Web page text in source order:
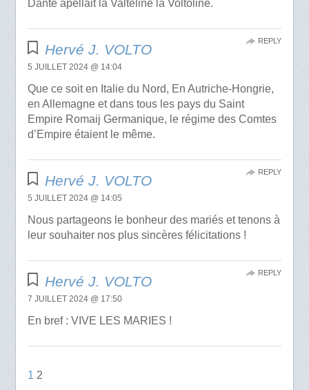
Dante apellait la Valteline la Voltoline.
Hervé J. VOLTO
5 JUILLET 2024 @ 14:04
Que ce soit en Italie du Nord, En Autriche-Hongrie,
en Allemagne et dans tous les pays du Saint
Empire Romaij Germanique, le régime des Comtes
d’Empire étaient le même.
REPLY
Hervé J. VOLTO
5 JUILLET 2024 @ 14:05
Nous partageons le bonheur des mariés et tenons à
leur souhaiter nos plus sincères félicitations !
REPLY
Hervé J. VOLTO
7 JUILLET 2024 @ 17:50
En bref : VIVE LES MARIES !
REPLY
1 2